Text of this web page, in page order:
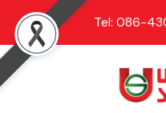
Tel: 086-